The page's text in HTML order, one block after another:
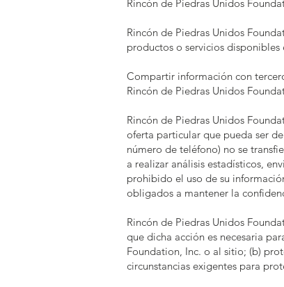
Rincón de Piedras Unidos
Rincón de Piedras Unidos
productos o servicios disponibles
Compartir información con
Rincón de Piedras Unidos
Rincón de Piedras Unidos
oferta particular que pueda ser
número de teléfono) no se
a realizar análisis estadísticos,
prohibido el uso de su
obligados a mantener la
Rincón de Piedras Unidos
que dicha acción es necesaria
Foundation, Inc. o al sitio; (b)
circunstancias exigentes para